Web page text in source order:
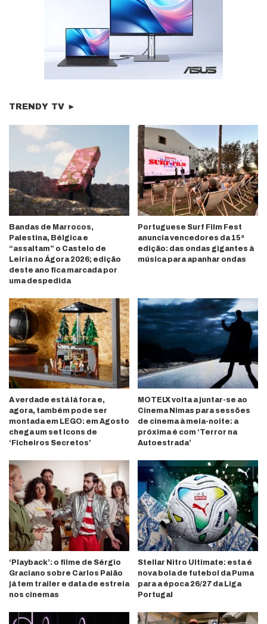
TRENDY TV ►
Bandas de Marrocos,
Palestina, Bélgica e
“assaltam” o Castelo de
Leiria no Ágora 2026; edição
deste ano fica marcada por
uma despedida
Portuguese Surf Film Fest
anuncia vencedores da 15ª
edição: das ondas gigantes à
música para apanhar ondas
A verdade está lá fora e,
agora, também pode ser
montada em LEGO: em Agosto
chega um set Icons de
‘Ficheiros Secretos’
MOTELX volta a juntar-se ao
Cinema Nimas para sessões
de cinema à meia-noite: a
próxima é com ‘Terror na
Autoestrada’
‘Playback’: o filme de Sérgio
Graciano sobre Carlos Paião
já tem trailer e data de estreia
nos cinemas
Stellar Nitro Ultimate: esta é
nova bola de futebol da Puma
para a época 26/27 da Liga
Portugal